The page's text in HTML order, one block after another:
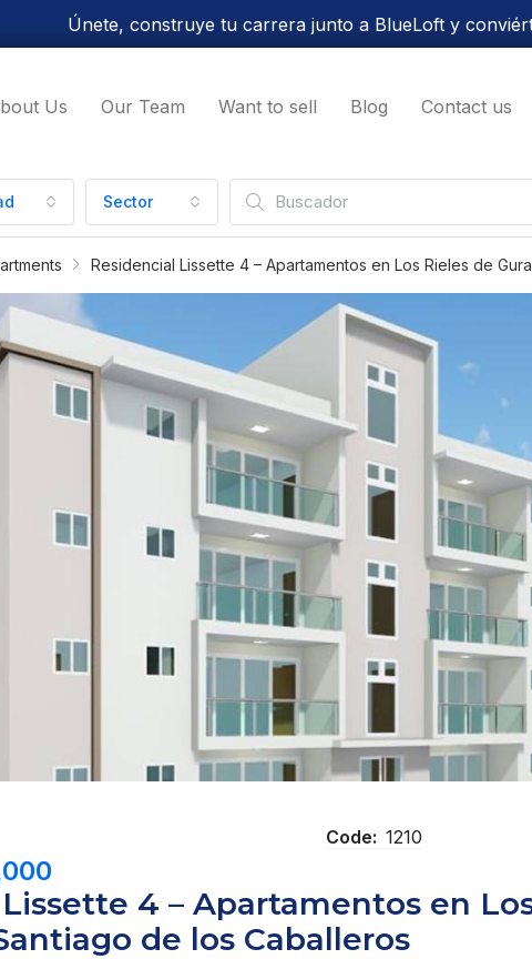
Únete, construye tu carrera junto a BlueLoft y
Us Our Team Want to sell Blog Contact us
Sector
Residencial Lissette 4 – Apartamentos en Los Rieles de
Code: 1210
4 – Apartamentos en
de los Caballeros